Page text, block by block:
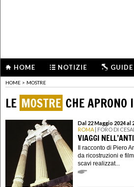
HOME NOTIZIE GUIDE
HOME > MOSTRE
LE MOSTRE CHE
Dal 22 Maggio 2024 al
ROMA | FORO DI
VIAGGI
Il racconto di Piero
da ricostruzioni e
scavi realizzat...